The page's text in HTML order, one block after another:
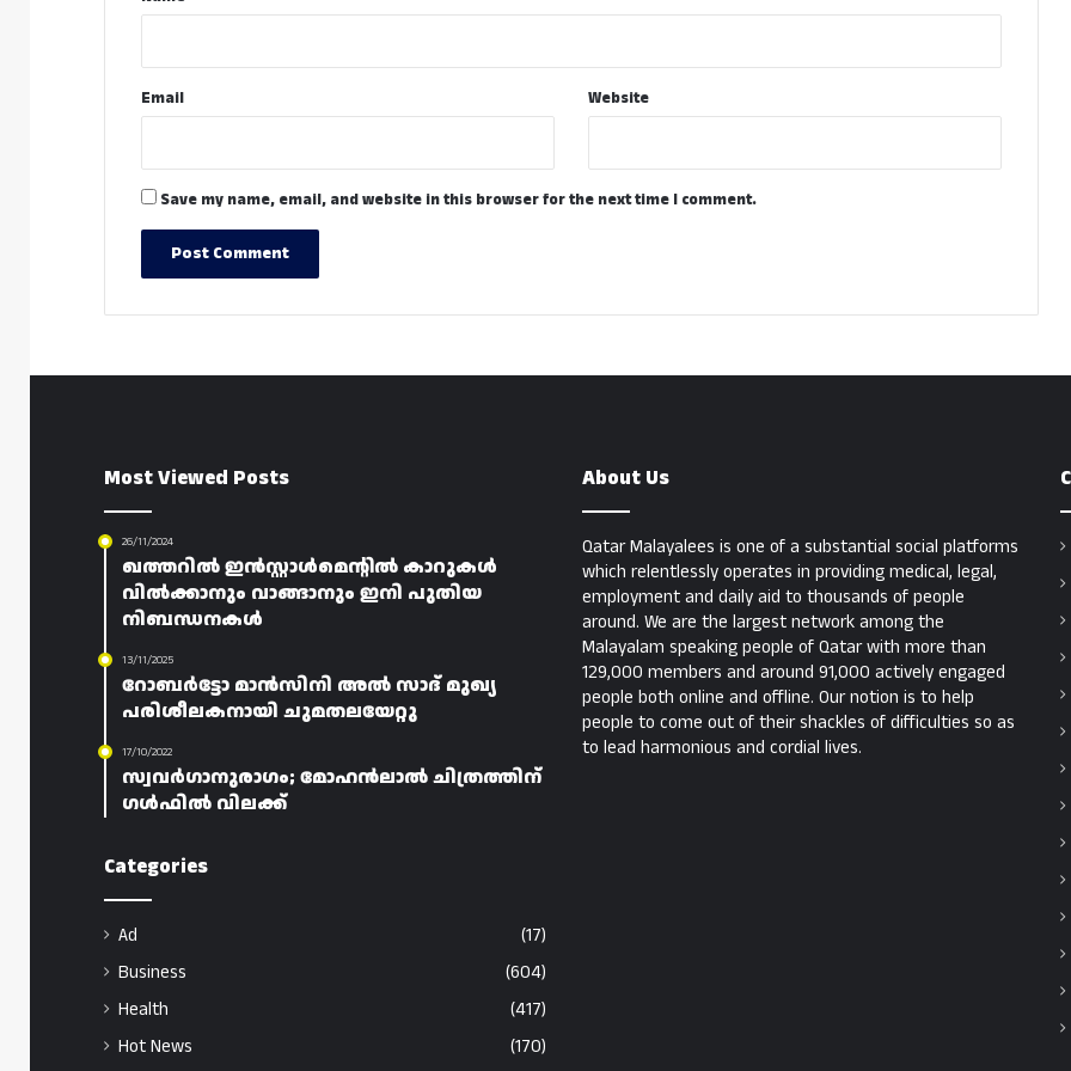
Email Website
Save my name, email, and website in this browser for the next time I comment.
Most Viewed Posts
26/11/2024
ഖത്തറിൽ ഇൻസ്റ്റാൾമെന്റിൽ കാറുകൾ
വിൽക്കാനും വാങ്ങാനും ഇനി പുതിയ
നിബന്ധനകൾ
13/11/2025
റോബർട്ടോ മാൻസിനി അൽ സാദ് മുഖ്യ
പരിശീലകനായി ചുമതലയേറ്റു
17/10/2022
സ്വവർഗാനുരാഗം; മോഹൻലാൽ ചിത്രത്തിന്
ഗൾഫിൽ വിലക്ക്
Categories
Ad
(17)
Business
(604)
Health
(417)
Hot News
(170)
About Us
Qatar Malayalees is one of a substantial social platforms
which relentlessly operates in providing medical, legal,
employment and daily aid to thousands of people
around. We are the largest network among the
Malayalam speaking people of Qatar with more than
129,000 members and around 91,000 actively engaged
people both online and offline. Our notion is to help
people to come out of their shackles of difficulties so as
to lead harmonious and cordial lives.